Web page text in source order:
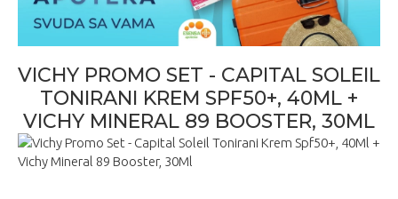
VICHY PROMO SET - CAPITAL SOLEIL
TONIRANI KREM SPF50+, 40ML +
VICHY MINERAL 89 BOOSTER, 30ML